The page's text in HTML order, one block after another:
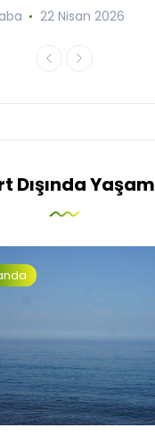
22 Nisan 2026
Dışında Yaşam